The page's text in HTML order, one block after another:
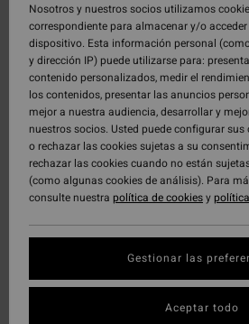
Nosotros y nuestros socios utilizamos
correspondiente para almacenar y/o
dispositivo. Esta información personal
y dirección IP) puede utilizarse para:
contenido personalizados, medir el
los contenidos, presentar las anuncios
mejor a nuestra audiencia, desarrollar y
nuestros socios. Usted puede configurar
o rechazar las cookies sujetas a su
rechazar las cookies cuando no están
(como algunas cookies de análisis). Para
consulte nuestra política de cookiesy
Gestionar las
Aceptar todo